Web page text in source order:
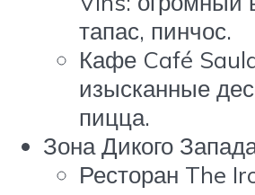
тапас, пинчос.
Кафе Café
изысканные
пицца.
Зона Дикого
Ресторан The